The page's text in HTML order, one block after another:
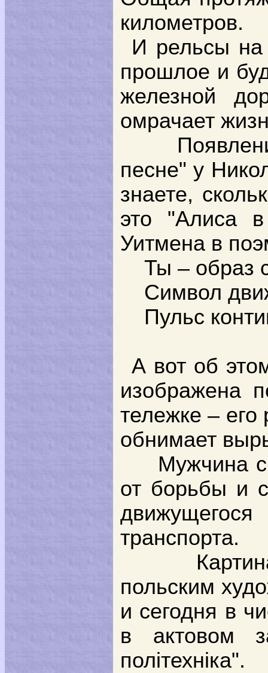
километров.
И рельсы на
прошлое и
железной
омрачает
песне" у
знаете,
это "Алиса в
Уитмена в
Ты – образ
Символ
Пульс
А вот об
изображена
тележке –
обнимает
Мужчина
от борьбы и
транспорта.
польским
и сегодня в
в актовом
полiтехнiка".